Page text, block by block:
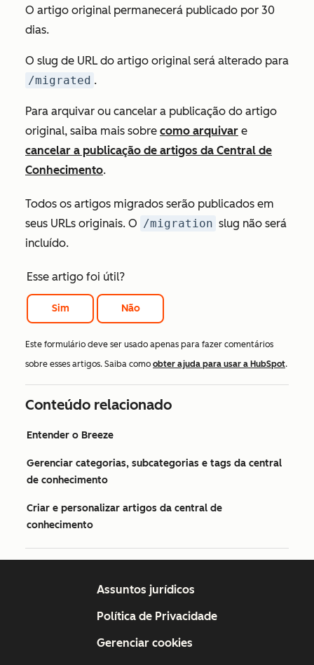
O artigo original permanecerá publicado por 30
dias.
O slug de URL do artigo original será alterado para
/migrated .
Para arquivar ou cancelar a publicação do artigo
original, saiba mais sobre como arquivar e
cancelar a publicação de artigos da Central de
Conhecimento.
Todos os artigos migrados serão publicados em
seus URLs originais. O /migration slug não será
incluído.
Esse artigo foi útil?
Sim Não
Este formulário deve ser usado apenas para fazer comentários
sobre esses artigos. Saiba como obter ajuda para usar a HubSpot.
Conteúdo relacionado
Entender o Breeze
Gerenciar categorias, subcategorias e tags da central
de conhecimento
Criar e personalizar artigos da central de
conhecimento
Assuntos jurídicos
Política de Privacidade
Gerenciar cookies